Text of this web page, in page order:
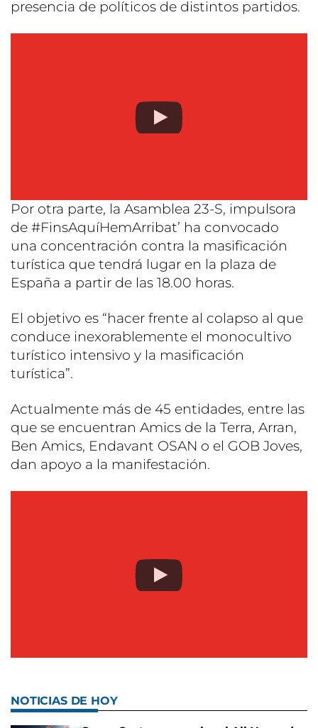
presencia de políticos de distintos partidos.
Por otra parte, la Asamblea 23-S, impulsora
de #FinsAquíHemArribat’ ha convocado
una concentración contra la masificación
turística que tendrá lugar en la plaza de
España a partir de las 18.00 horas.
El objetivo es “hacer frente al colapso al que
conduce inexorablemente el monocultivo
turístico intensivo y la masificación
turística”.
Actualmente más de 45 entidades, entre las
que se encuentran Amics de la Terra, Arran,
Ben Amics, Endavant OSAN o el GOB Joves,
dan apoyo a la manifestación.
NOTICIAS DE HOY